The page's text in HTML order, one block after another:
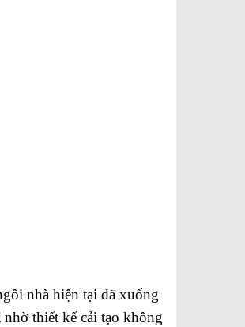
nhà hiện tại đã xuống
nhờ thiết kế cải tạo không